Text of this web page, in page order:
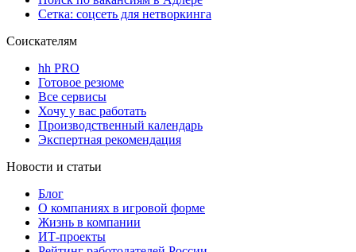
Сетка: соцсеть для нетворкинга
Соискателям
hh PRO
Готовое резюме
Все сервисы
Хочу у вас работать
Производственный календарь
Экспертная рекомендация
Новости и статьи
Блог
О компаниях в игровой форме
Жизнь в компании
ИТ-проекты